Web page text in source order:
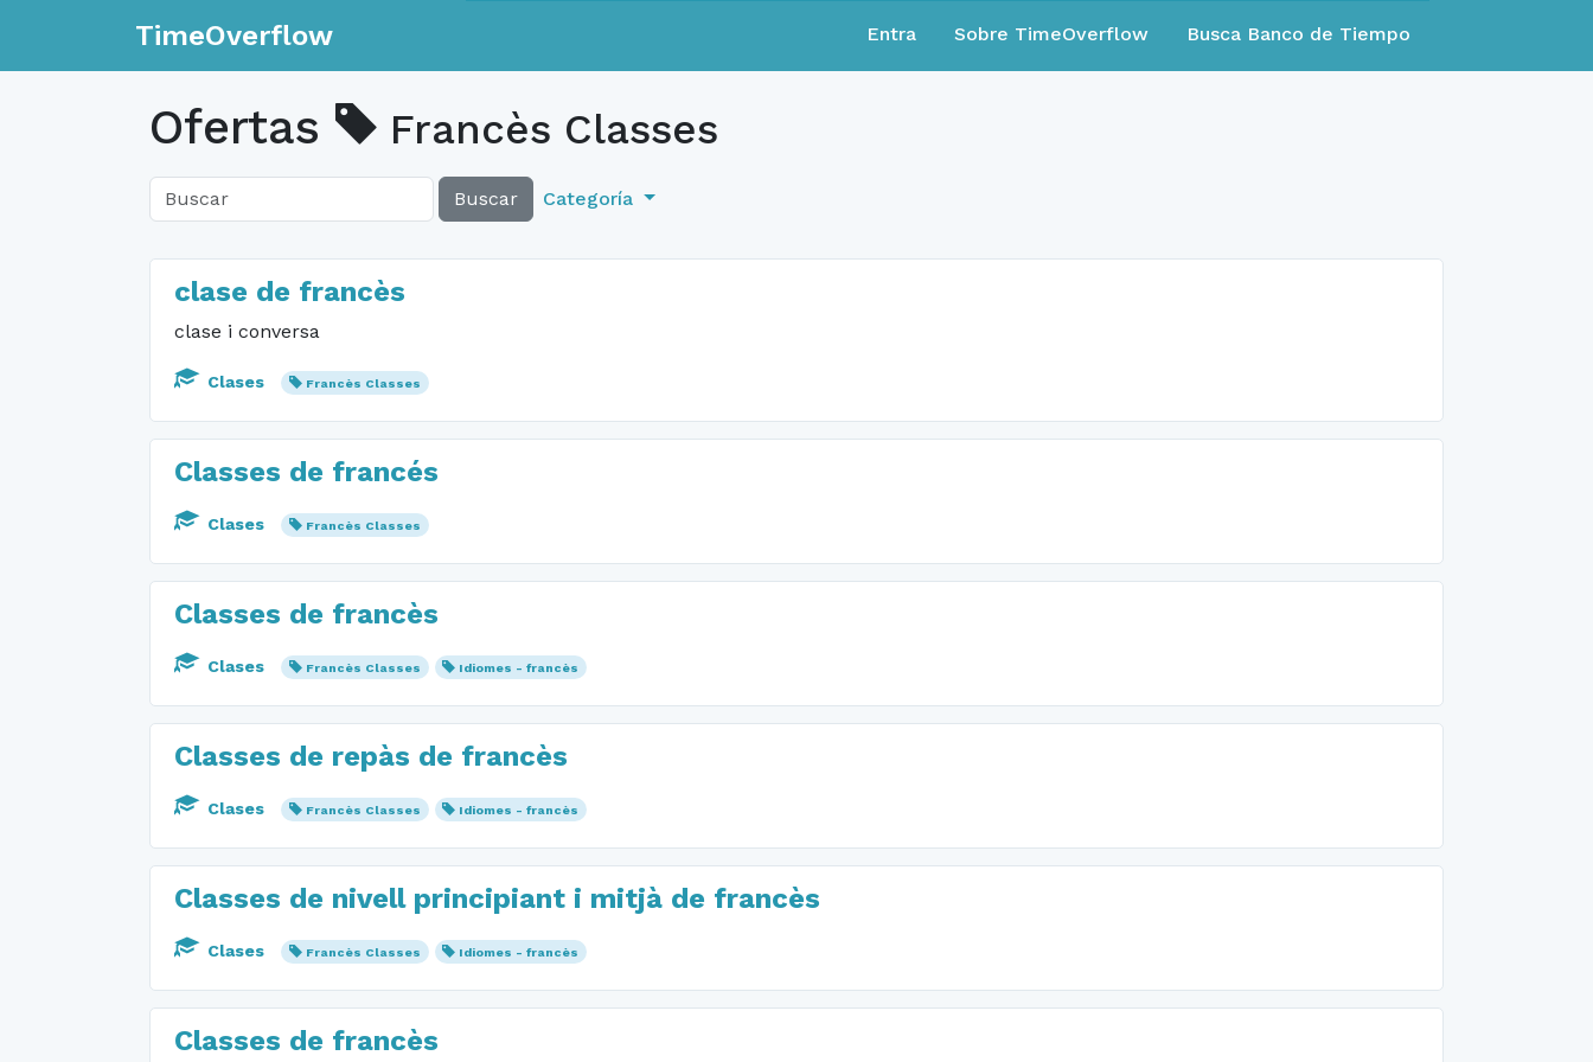
TimeOverflow Entra Sobre TimeOverflow Busca Banco de Tiempo
Ofertas Francès Classes
Buscar Categoría
clase de francès
clase i conversa
Clases Francès Classes
Classes de francés
Clases Francès Classes
Classes de francès
Clases Francès Classes Idiomes - francès
Classes de repàs de francès
Clases Francès Classes Idiomes - francès
Classes de nivell principiant i mitjà de francès
Clases Francès Classes Idiomes - francès
Classes de francès